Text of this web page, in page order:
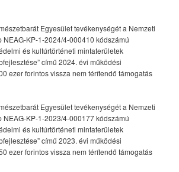
Egyesület tevékenységét a Nemzeti
NEAG-KP-1-2024/4-000410 kódszámú
és kultúrtörténeti mintaterületek
című 2024. évi működési
ezer forintos vissza nem térítendő támogatás
Egyesület tevékenységét a Nemzeti
NEAG-KP-1-2023/4-000177 kódszámú
és kultúrtörténeti mintaterületek
című 2023. évi működési
ezer forintos vissza nem térítendő támogatás